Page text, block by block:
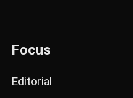
Focus
Editorial